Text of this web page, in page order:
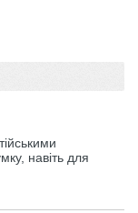
навіть для